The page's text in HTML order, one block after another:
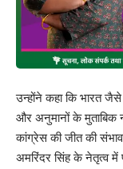
उन्होंने कहा कि भारत
और अनुमानों के मुताबिक
कांग्रेस की जीत की
अमरिंदर सिंह के नेतृत्व में